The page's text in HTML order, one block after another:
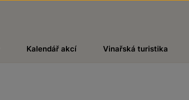
Kalendář akcí Vinařská turistika